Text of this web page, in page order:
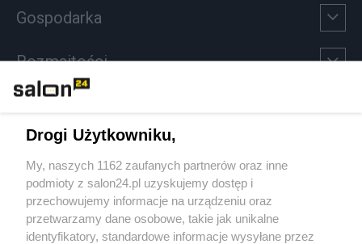
Gospodarka
Rozmaitości
Sport
Społeczeństwo
Kultura
Drogi Użytkowniku,
My, naszych 1162 zaufanych partnerów oraz inne
podmioty z salon24.pl uzyskujemy dostęp i
przechowujemy informacje na urządzeniu oraz
przetwarzamy dane osobowe, takie jak unikalne
identyfikatory, standardowe informacje wysyłane przez